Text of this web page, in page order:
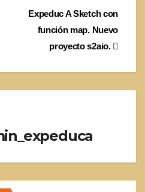
Expeduc A Sketch con
función map. Nuevo
proyecto s2aio.